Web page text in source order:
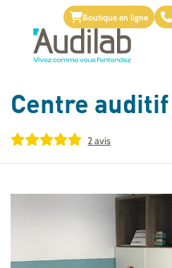
Boutique en ligne
Centre auditif
2 avis